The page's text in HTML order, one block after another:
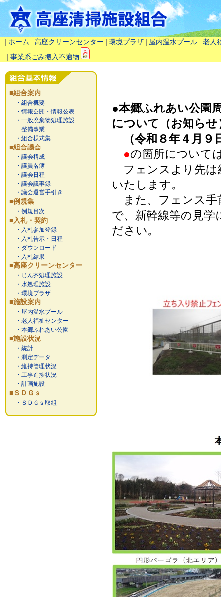
ホーム 高座クリーンセンター 環境プラザ 屋内温水プール
老人
事業系ごみ搬入不適物
■組合案内
・組合概要
・情報公開・情報公表
・一般廃棄物処理施設
整備事業
・組合様式集
■組合議会
・議会構成
・議員名簿
・議会日程
・議会議事録
・議会運営手引き
■例規集
・例規目次
■入札・契約
・入札参加登録
・入札告示・日程
・ダウンロード
・入札結果
■高座クリーンセンター
・じん芥処理施設
・水処理施設
・環境プラザ
■施設案内
・屋内温水プール
・老人福祉センター
・本郷ふれあい公園
■施設状況
・統計
・測定データ
・維持管理状況
・工事進捗状況
・計画施設
■ＳＤＧｓ
・ＳＤＧｓ取組
●本郷ふれあい公園
について（お知らせ
（令和８年４月９
●の箇所について
フェンスより先は
いたします。
また、フェンス手
で、新幹線等の見学
ださい。